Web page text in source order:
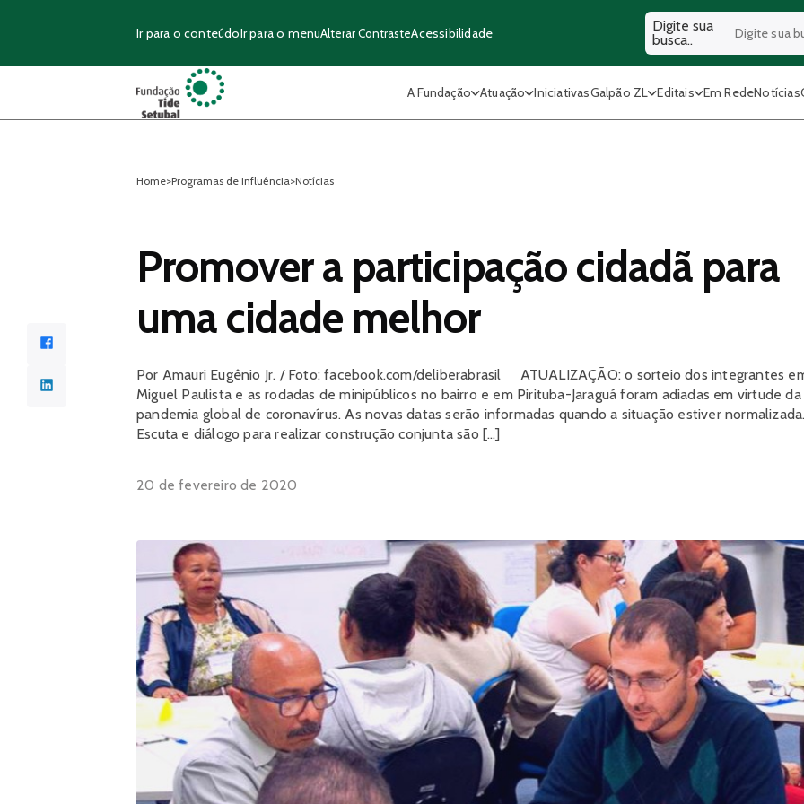
Ir para o conteúdoIr para o menuAlterar ContrasteAcessibilidade
Digite sua
busca..
A Fundação Atuação IniciativasGalpão ZL Editais Em RedeNotícias
Home>Programas de influência>Notícias
Promover a participação cidadã para
uma cidade melhor
Por Amauri Eugênio Jr. / Foto: facebook.com/deliberabrasil ATUALIZAÇÃO: o sorteio dos integrantes
Miguel Paulista e as rodadas de minipúblicos no bairro e em Pirituba-Jaraguá foram adiadas em virtude da
pandemia global de coronavírus. As novas datas serão informadas quando a situação estiver
Escuta e diálogo para realizar construção conjunta são […]
20 de fevereiro de 2020